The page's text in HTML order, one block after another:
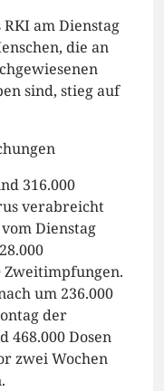
am Dienstag
die an
sind, stieg auf
316.000
verabreicht
Dienstag
Zweitimpfungen.
um 236.000
der
468.000 Dosen
zwei Wochen